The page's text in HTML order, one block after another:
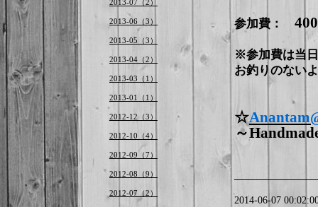
参加費：
※参加費は当
お釣りのない
☆
～
2014-06-07
2013-07（2）
2013-06（3）
2013-05（3）
2013-04（2）
2013-03（1）
2013-01（1）
2012-12（3）
2012-10（4）
2012-09（7）
2012-08（9）
2012-07（2）